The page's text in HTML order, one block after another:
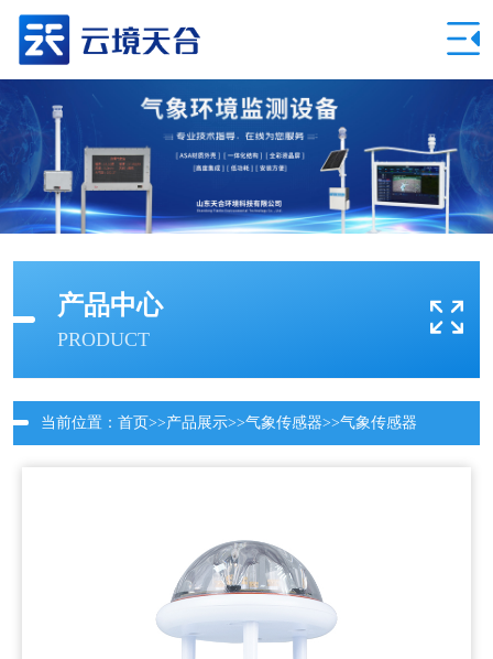
产品中心
PRODUCT
当前位置： 首页>>产品展示>>气象传感器>>气象传感器